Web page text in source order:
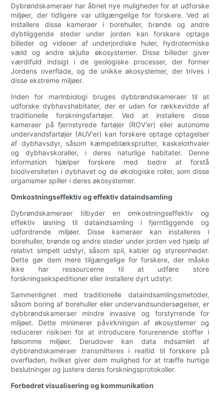
Dybrøndskameraer har åbnet nye muligheder for at udforske
miljøer, der tidligere var utilgængelige for forskere. Ved at
installere disse kameraer i borehuller, brønde og andre
dybtliggende steder under jorden kan forskere optage
billeder og videoer af underjordiske huler, hydrotermiske
væld og andre skjulte økosystemer. Disse billeder giver
værdifuld indsigt i de geologiske processer, der former
Jordens overflade, og de unikke økosystemer, der trives i
disse ekstreme miljøer.
Inden for marinbiologi bruges dybbrøndskameraer til at
udforske dybhavshabitater, der er uden for rækkevidde af
traditionelle forskningsfartøjer. Ved at installere disse
kameraer på fjernstyrede fartøjer (ROV'er) eller autonome
undervandsfartøjer (AUV'er) kan forskere optage optagelser
af dybhavsdyr, såsom kæmpeblæksprutter, kaskelothvaler
og dybhavskoraller, i deres naturlige habitater. Denne
information hjælper forskere med bedre at forstå
biodiversiteten i dybhavet og de økologiske roller, som disse
organismer spiller i deres økosystemer.
Omkostningseffektiv og effektiv dataindsamling
Dybrøndskameraer tilbyder en omkostningseffektiv og
effektiv løsning til dataindsamling i fjerntliggende og
udfordrende miljøer. Disse kameraer kan installeres i
borehuller, brønde og andre steder under jorden ved hjælp af
relativt simpelt udstyr, såsom spil, kabler og styreenheder.
Dette gør dem mere tilgængelige for forskere, der måske
ikke har ressourcerne til at udføre store
forskningsekspeditioner eller installere dyrt udstyr.
Sammenlignet med traditionelle dataindsamlingsmetoder,
såsom boring af borehuller eller undervandsundersøgelser, er
dybbrøndskameraer mindre invasive og forstyrrende for
miljøet. Dette minimerer påvirkningen af ​​økosystemer og
reducerer risikoen for at introducere forurenende stoffer i
følsomme miljøer. Derudover kan data indsamlet af
dybbrøndskameraer transmitteres i realtid til forskere på
overfladen, hvilket giver dem mulighed for at træffe hurtige
beslutninger og justere deres forskningsprotokoller.
Forbedret visualisering og kommunikation